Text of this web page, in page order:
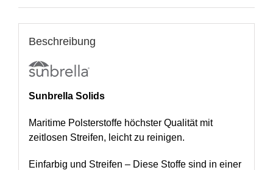
Beschreibung
Sunbrella Solids
Maritime Polsterstoffe höchster Qualität mit
zeitlosen Streifen, leicht zu reinigen.
Einfarbig und Streifen – Diese Stoffe sind in einer